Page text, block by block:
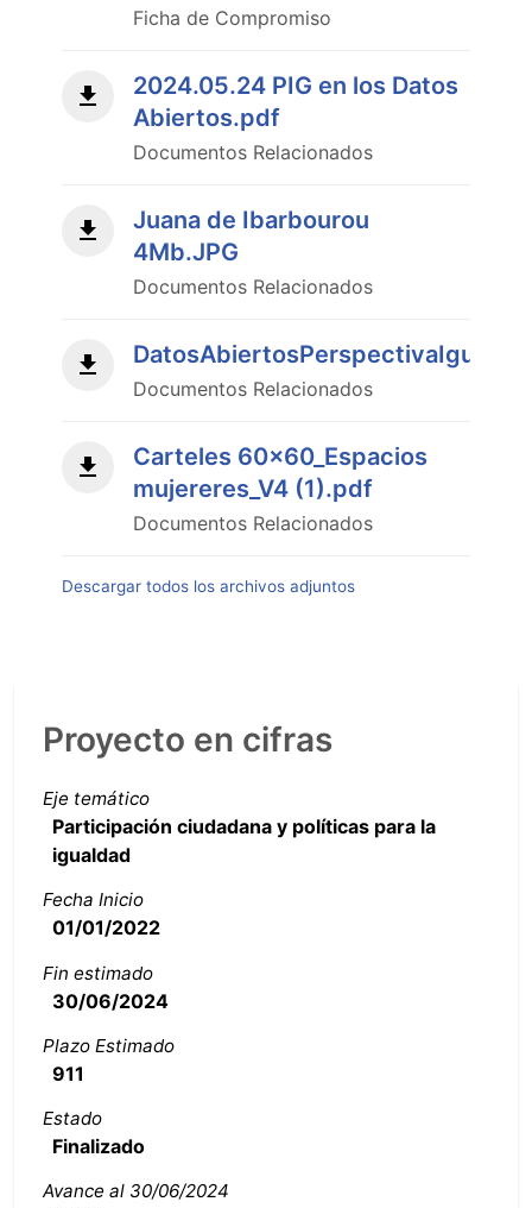
Ficha de Compromiso
2024.05.24 PIG en los Datos
Abiertos.pdf
Documentos Relacionados
Juana de Ibarbourou
4Mb.JPG
Documentos Relacionados
Documentos Relacionados
Carteles 60x60_Espacios
mujereres_V4 (1).pdf
Documentos Relacionados
Descargar todos los archivos adjuntos
Proyecto en cifras
Eje temático
Participación ciudadana y políticas para la
igualdad
Fecha Inicio
01/01/2022
Fin estimado
30/06/2024
Plazo Estimado
911
Estado
Finalizado
Avance al 30/06/2024